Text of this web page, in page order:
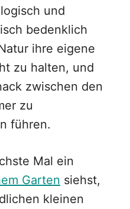
und
bedenklich
ihre eigene
zu halten, und
zwischen den
zu
führen.
Mal ein
Garten siehst,
kleinen